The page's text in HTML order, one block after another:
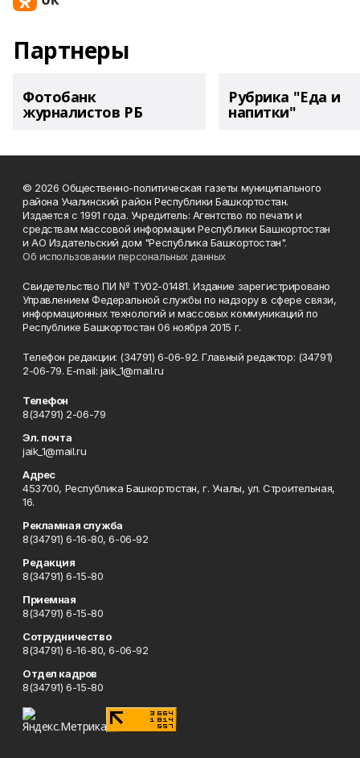
Партнеры
Фотобанк
журналистов РБ
Рубрика "Еда и
напитки"
© 2026 Общественно-политическая газеты муниципального
района Учалинский район Республики Башкортостан.
Издается с 1991 года. Учредитель: Агентство по печати и
средствам массовой информации Республики Башкортостан
и АО Издательский дом "Республика Башкортостан".
Об использовании персональных данных
Свидетельство ПИ № ТУ02-01481. Издание зарегистрировано
Управлением Федеральной службы по надзору в сфере связи,
информационных технологий и массовых коммуникаций по
Республике Башкортостан 06 ноября 2015 г.
Телефон редакции: (34791) 6-06-92. Главный редактор: (34791)
2-06-79. Е-mаil: jaik_1@mail.ru
Телефон
8(34791) 2-06-79
Эл. почта
jaik_1@mail.ru
Адрес
453700, Республика Башкортостан, г. Учалы, ул. Строительная,
16.
Рекламная служба
8(34791) 6-16-80, 6-06-92
Редакция
8(34791) 6-15-80
Приемная
8(34791) 6-15-80
Сотрудничество
8(34791) 6-16-80, 6-06-92
Отдел кадров
8(34791) 6-15-80